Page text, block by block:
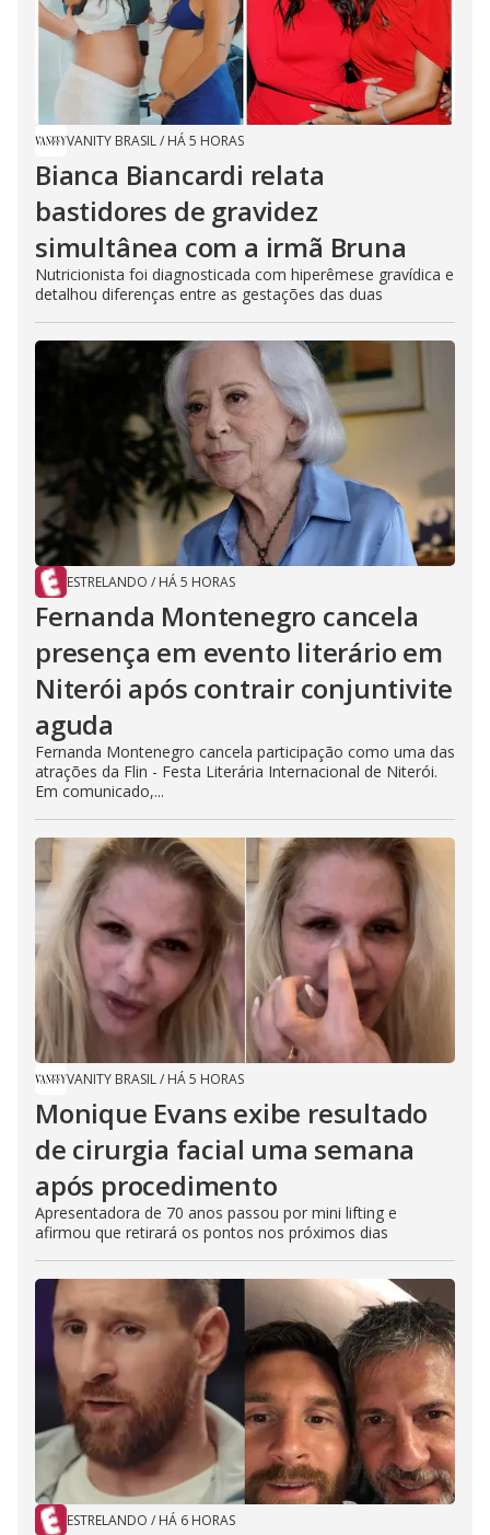
VANITY BRASIL/ HÁ 5 HORAS
Bianca Biancardi relata
bastidores de gravidez
simultânea com a irmã Bruna
Nutricionista foi diagnosticada com hiperêmese gravídica e
detalhou diferenças entre as gestações das duas
ESTRELANDO / HÁ 5 HORAS
Fernanda Montenegro cancela
presença em evento literário em
Niterói após contrair conjuntivite
aguda
Fernanda Montenegro cancela participação como uma das
atrações da Flin - Festa Literária Internacional de Niterói.
Em comunicado,...
VANITY BRASIL/ HÁ 5 HORAS
Monique Evans exibe resultado
de cirurgia facial uma semana
após procedimento
Apresentadora de 70 anos passou por mini lifting e
afirmou que retirará os pontos nos próximos dias
ESTRELANDO / HÁ 6 HORAS